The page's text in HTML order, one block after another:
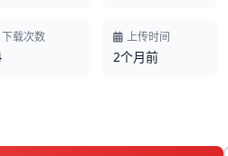
下载次数 上传时间
2个月前